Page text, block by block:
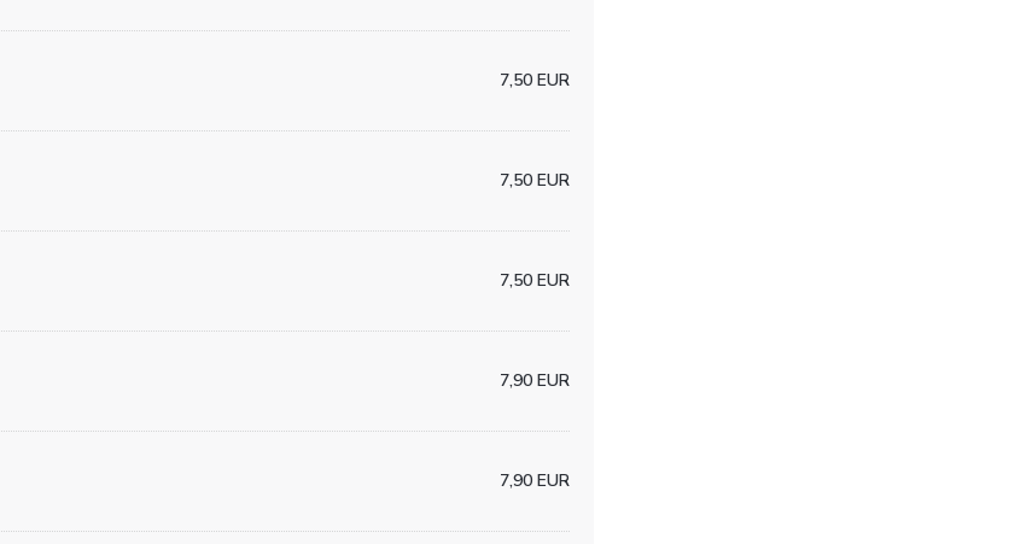
7,50 EUR
7,50 EUR
7,50 EUR
7,90 EUR
7,90 EUR